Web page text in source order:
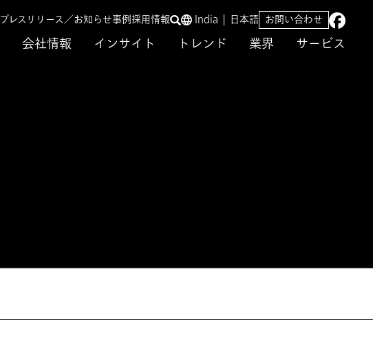
会社情報 インサイト トレンド 業界 サービス
プレスリリース／お知らせ事例採用情報 India 日本語 お問い合わせ